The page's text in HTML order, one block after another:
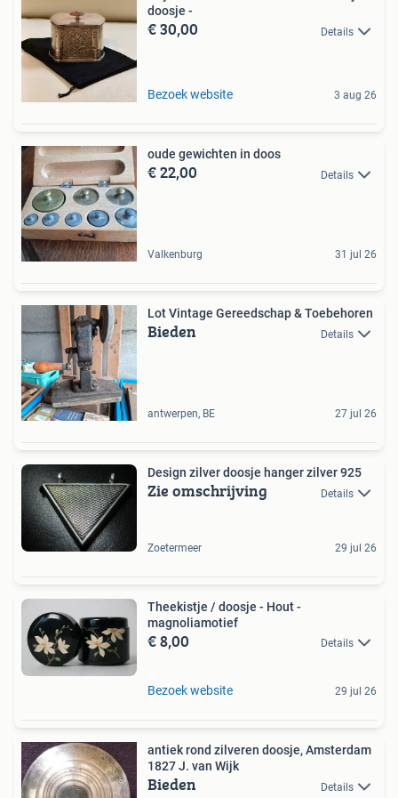
doosje -
€ 30,00 Details
Bezoek website 3 aug 26
oude gewichten in doos
€ 22,00 Details
Valkenburg 31 jul 26
Lot Vintage Gereedschap & Toebehoren
Bieden Details
antwerpen, BE 27 jul 26
Design zilver doosje hanger zilver 925
Zie omschrijving Details
Zoetermeer 29 jul 26
Theekistje / doosje - Hout -
magnoliamotief
€ 8,00 Details
Bezoek website 29 jul 26
antiek rond zilveren doosje, Amsterdam
1827 J. van Wijk
Bieden Details